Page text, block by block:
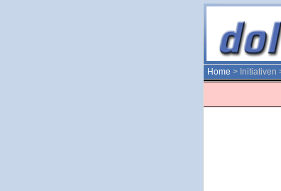
Home > Initiativen